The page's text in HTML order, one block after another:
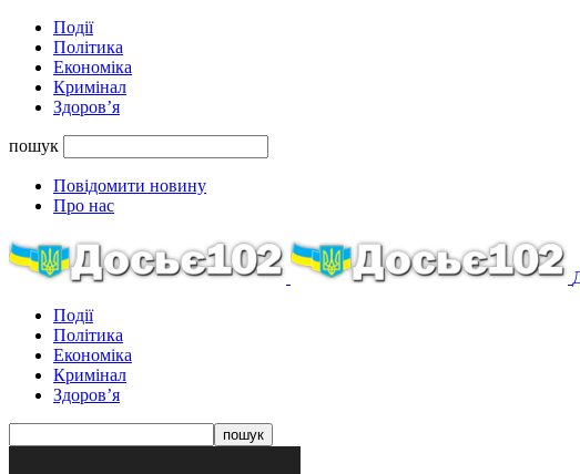
Події
Політика
Економіка
Кримінал
Здоров’я
пошук
Повідомити новину
Про нас
Події
Політика
Економіка
Кримінал
Здоров’я